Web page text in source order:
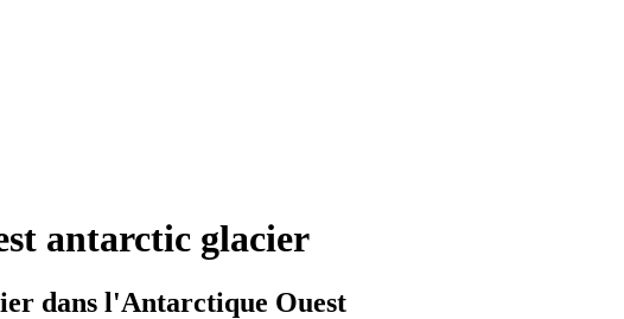
antarctic glacier
dans l'Antarctique Ouest